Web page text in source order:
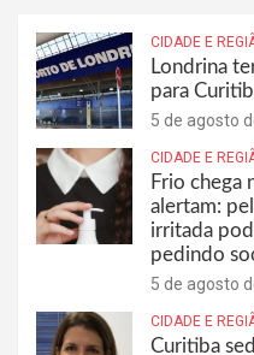
CIDADE E
Londrina
para
5 de agosto
CIDADE E
Frio chega
alertam:
irritada
pedindo
5 de agosto
CIDADE E
Curitiba